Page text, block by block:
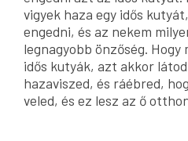
vigyek haza egy idős
engedni, és az nekem
legnagyobb önzőség. Hogy
idős kutyák, azt akkor
hazaviszed, és ráébred,
veled, és ez lesz az ő